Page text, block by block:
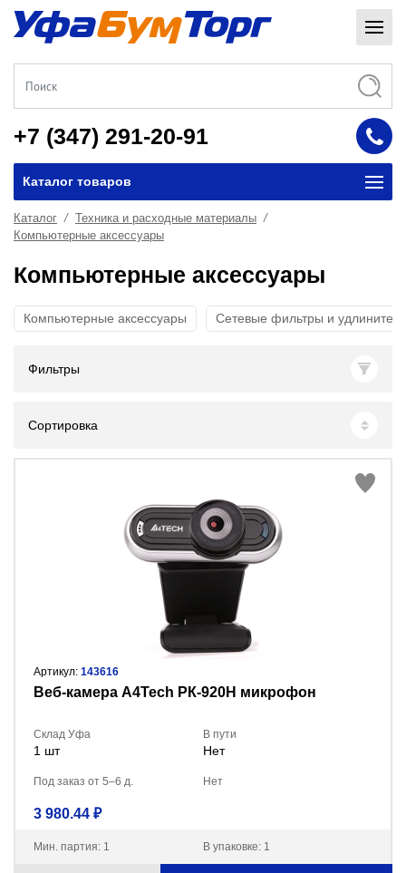
+7 (347) 291-20-91
Каталог товаров
Каталог
Техника и расходные материалы
Компьютерные аксессуары
Компьютерные аксессуары
Компьютерные аксессуары Сетевые фильтры и
Фильтры
Сортировка
Артикул: 143616
Веб-камера А4Tech РК-920H микрофон
Склад Уфа
1 шт
В пути
Нет
Под заказ от 5–6 д. Нет
3 980.44 ₽
Мин. партия: 1 В упаковке: 1